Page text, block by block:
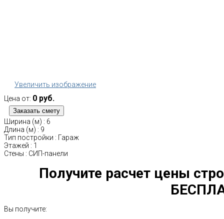
Увеличить изображение
Цена от: 0 руб.
Ширина (м) : 6
Длина (м) : 9
Тип постройки : Гараж
Этажей : 1
Стены : СИП-панели
Получите расчет цены
Вы получите: